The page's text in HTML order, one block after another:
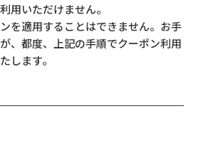
用いただけません。
を適用することはできません。お手
、都度、上記の手順でクーポン利用
します。